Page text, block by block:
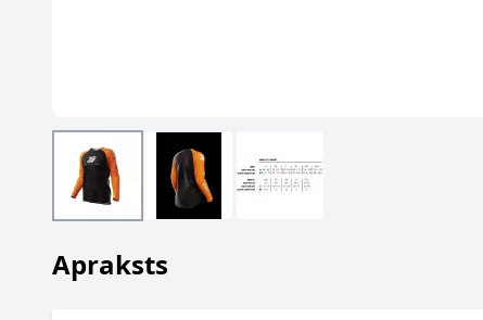
Apraksts